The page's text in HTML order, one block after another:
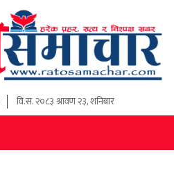
वि.स.२०८३ श्रावण २३, शनिबार